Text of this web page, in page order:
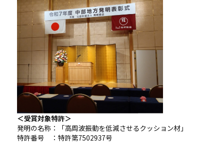
＜受賞対象特許＞
発明の名称：「高周波振動を低減させるクッション材」
特許番号 ：特許第7502937号